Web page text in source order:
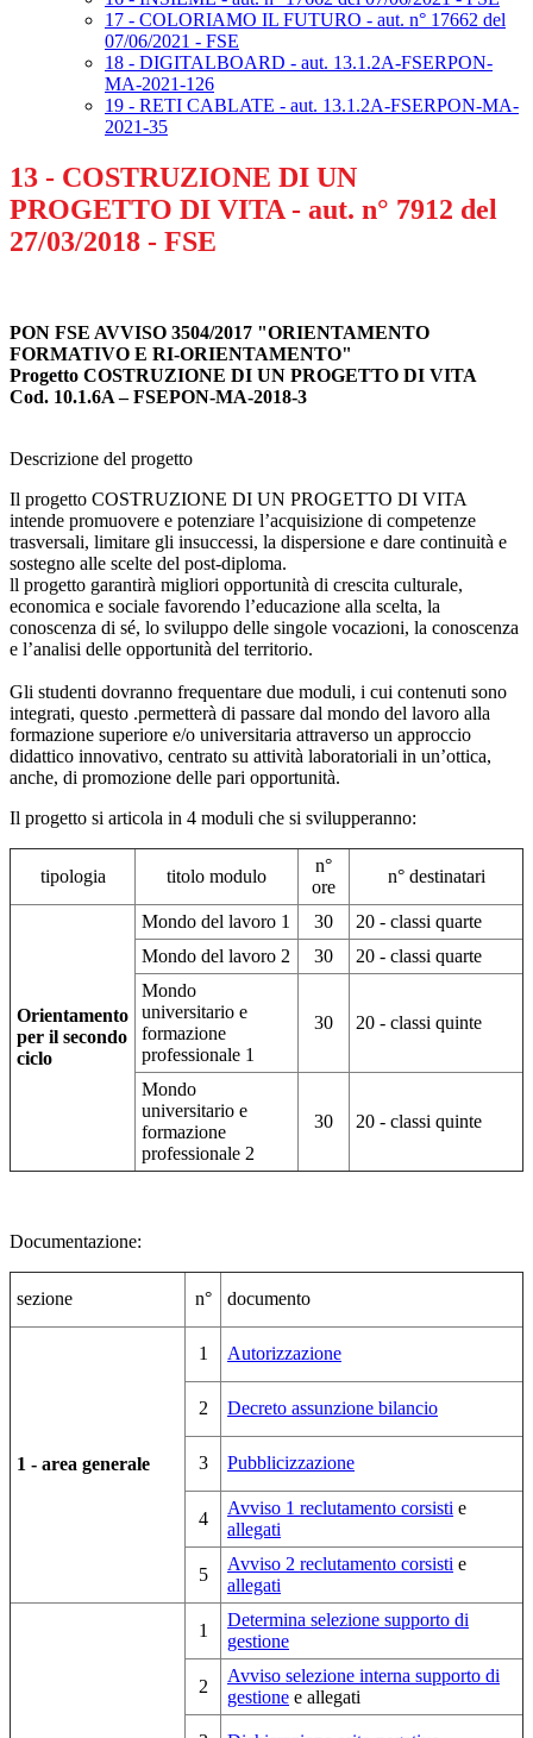
17 - COLORIAMO IL FUTURO - aut. n° 17662 del
07/06/2021 - FSE
18 - DIGITALBOARD - aut. 13.1.2A-FSERPON-
MA-2021-126
19 - RETI CABLATE - aut. 13.1.2A-FSERPON-MA-
2021-35
13 - COSTRUZIONE DI UN
PROGETTO DI VITA - aut. n° 7912 del
27/03/2018 - FSE
PON FSE AVVISO 3504/2017 "ORIENTAMENTO
FORMATIVO E RI-ORIENTAMENTO"
Progetto COSTRUZIONE DI UN PROGETTO DI VITA
Cod. 10.1.6A – FSEPON-MA-2018-3
Descrizione del progetto
Il progetto COSTRUZIONE DI UN PROGETTO DI VITA
intende promuovere e potenziare l’acquisizione di competenze
trasversali, limitare gli insuccessi, la dispersione e dare continuità e
sostegno alle scelte del post-diploma.
ll progetto garantirà migliori opportunità di crescita culturale,
economica e sociale favorendo l’educazione alla scelta, la
conoscenza di sé, lo sviluppo delle singole vocazioni, la conoscenza
e l’analisi delle opportunità del territorio.
Gli studenti dovranno frequentare due moduli, i cui contenuti sono
integrati, questo .permetterà di passare dal mondo del lavoro alla
formazione superiore e/o universitaria attraverso un approccio
didattico innovativo, centrato su attività laboratoriali in un’ottica,
anche, di promozione delle pari opportunità.
Il progetto si articola in 4 moduli che si svilupperanno:
tipologia titolo modulo
n°
ore
n° destinatari
Orientamento
per il secondo
ciclo
Mondo del lavoro 1 30
20 - classi quarte
Mondo del lavoro 2
30
20 - classi quarte
Mondo
universitario e
formazione
professionale 1
30 20 - classi quinte
Mondo
universitario e
formazione
professionale 2
30 20 - classi quinte
Documentazione:
sezione n° documento
1 - area generale
1 Autorizzazione
2 Decreto assunzione bilancio
3 Pubblicizzazione
4
Avviso 1 reclutamento corsisti e
allegati
5
Avviso 2 reclutamento corsisti e
allegati
1
Determina selezione supporto di
gestione
2
Avviso selezione interna supporto di
gestione e allegati